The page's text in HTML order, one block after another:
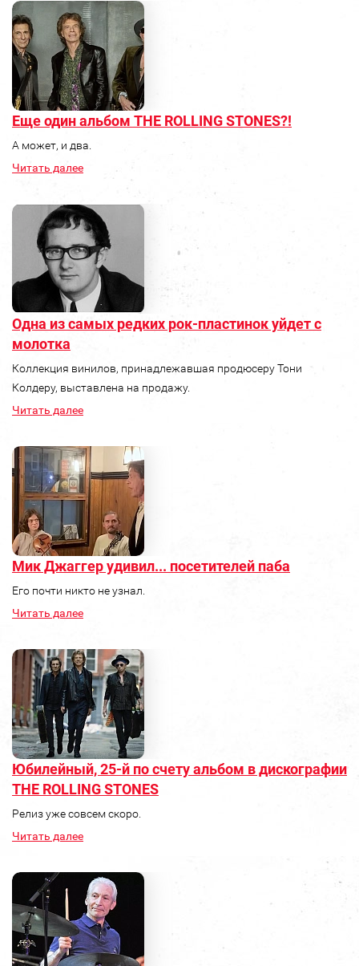
Еще один альбом THE ROLLING STONES?!
А может, и два.
Читать далее
Одна из самых редких рок-пластинок уйдет с
молотка
Коллекция винилов, принадлежавшая продюсеру Тони
Колдеру, выставлена на продажу.
Читать далее
Мик Джаггер удивил... посетителей паба
Его почти никто не узнал.
Читать далее
Юбилейный, 25-й по счету альбом в дискографии
THE ROLLING STONES
Релиз уже совсем скоро.
Читать далее